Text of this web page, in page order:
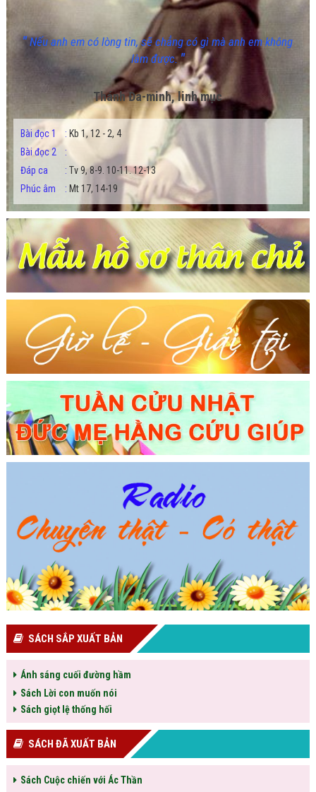
"Nếu anh em có lòng tin, sẽ chẳng có gì mà anh em không
làm được."
Thánh Đa-minh, linh mục
Bài đọc 1 : Kb 1, 12 - 2, 4
Bài đọc 2
:
Đáp ca
: Tv 9, 8-9. 10-11. 12-13
Phúc âm
: Mt 17, 14-19
SÁCH SẮP XUẤT BẢN
Ánh sáng cuối đường hầm
Sách Lời con muốn nói
Sách giọt lệ thống hối
SÁCH ĐÃ XUẤT BẢN
Sách Cuộc chiến với Ác Thần